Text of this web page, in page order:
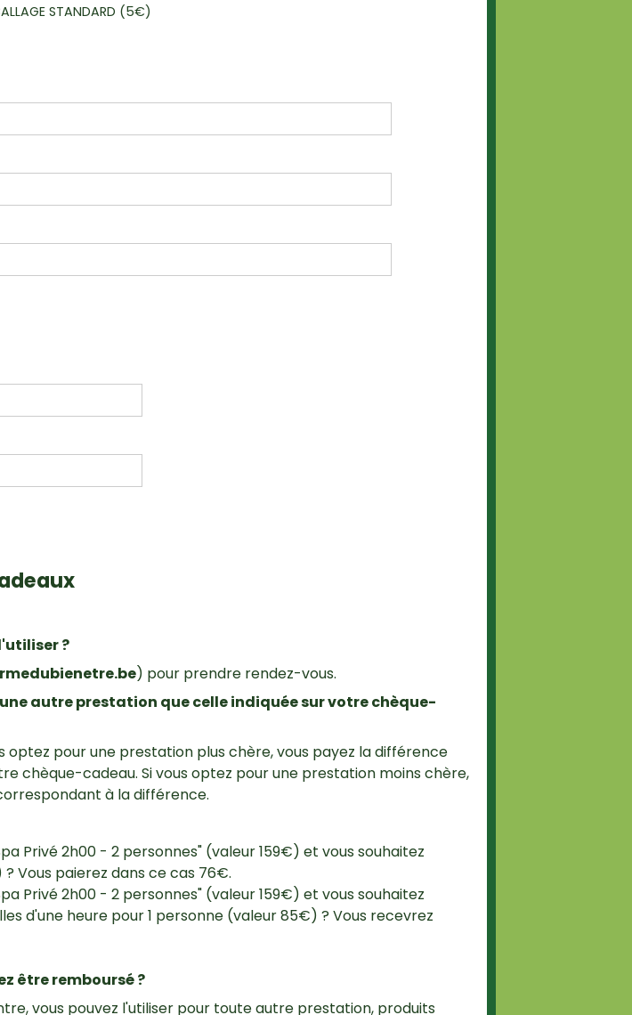
STANDARD (5€)
?
) pour prendre rendez-vous.
autre prestation que celle indiquée sur votre chèque-
pour une prestation plus chère, vous payez la différence
chèque-cadeau. Si vous optez pour une prestation moins chère,
à la différence.
Privé 2h00 - 2 personnes" (valeur 159€) et vous souhaitez
Vous paierez dans ce cas 76€.
Privé 2h00 - 2 personnes" (valeur 159€) et vous souhaitez
d'une heure pour 1 personne (valeur 85€) ? Vous recevrez
être remboursé ?
vous pouvez l'utiliser pour toute autre prestation, produits